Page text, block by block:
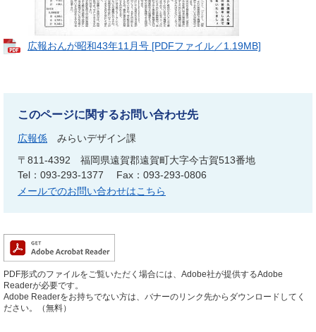
広報おんが昭和43年11月号 [PDFファイル／1.19MB]
このページに関するお問い合わせ先
広報係
みらいデザイン課
〒811-4392
福岡県遠賀郡遠賀町大字今古賀513番地
Tel：093-293-1377
Fax：093-293-0806
メールでのお問い合わせはこちら
PDF形式のファイルをご覧いただく場合には、Adobe社が提供するAdobe
Readerが必要です。
Adobe Readerをお持ちでない方は、バナーのリンク先からダウンロードしてく
ださい。（無料）